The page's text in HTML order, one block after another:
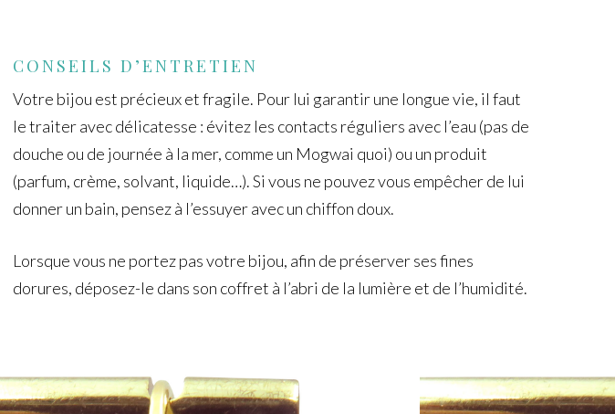
CONSEILS D’ENTRETIEN
Votre bijou est précieux et fragile. Pour lui garantir une longue vie, il faut
le traiter avec délicatesse : évitez les contacts réguliers avec l’eau (pas de
douche ou de journée à la mer, comme un Mogwai quoi) ou un produit
(parfum, crème, solvant, liquide…). Si vous ne pouvez vous empêcher de lui
donner un bain, pensez à l’essuyer avec un chiffon doux.
Lorsque vous ne portez pas votre bijou, afin de préserver ses fines
dorures, déposez-le dans son coffret à l’abri de la lumière et de l’humidité.